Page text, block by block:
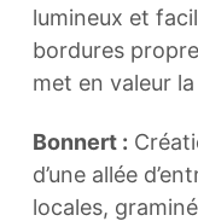
lumineux et
bordures
met en valeur
Bonnert :
d’une allée
locales,